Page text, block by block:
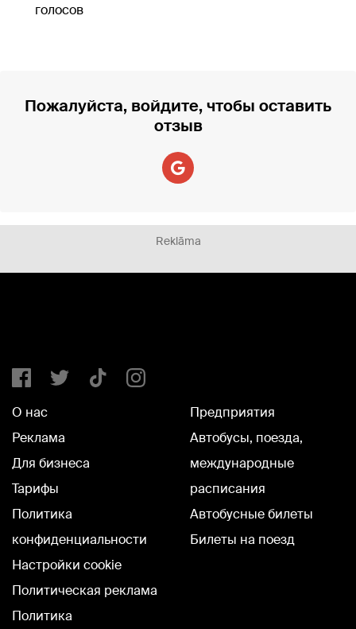
голосов
Пожалуйста, войдите, чтобы оставить
отзыв
Reklāma
О нас
Реклама
Для бизнеса
Тарифы
Политика
конфиденциальности
Настройки cookie
Политическая реклама
Политика
Предприятия
Автобусы, поезда,
международные
расписания
Автобусные билеты
Билеты на поезд